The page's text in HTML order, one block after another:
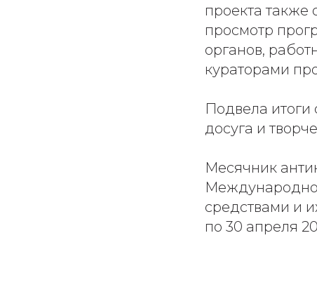
проекта также
просмотр
органов,
кураторами
Подвела
досуга и
Месячник
средствами и
по 30 апреля